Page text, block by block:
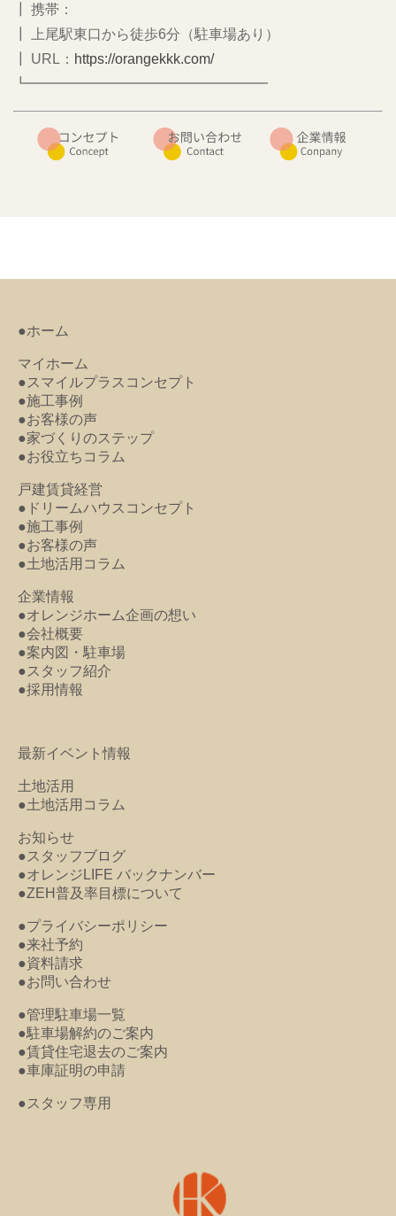
┃ 携帯：
┃ 上尾駅東口から徒歩6分（駐車場あり）
┃ URL： https://orangekkk.com/
┗━━━━━━━━━━━━━━━━━
●ホーム
マイホーム
●スマイルプラスコンセプト
●施工事例
●お客様の声
●家づくりのステップ
●お役立ちコラム
戸建賃貸経営
●ドリームハウスコンセプト
●施工事例
●お客様の声
●土地活用コラム
企業情報
●オレンジホーム企画の想い
●会社概要
●案内図・駐車場
●スタッフ紹介
●採用情報
最新イベント情報
土地活用
●土地活用コラム
お知らせ
●スタッフブログ
●オレンジLIFE バックナンバー
●ZEH普及率目標について
●プライバシーポリシー
●来社予約
●資料請求
●お問い合わせ
●管理駐車場一覧
●駐車場解約のご案内
●賃貸住宅退去のご案内
●車庫証明の申請
●スタッフ専用